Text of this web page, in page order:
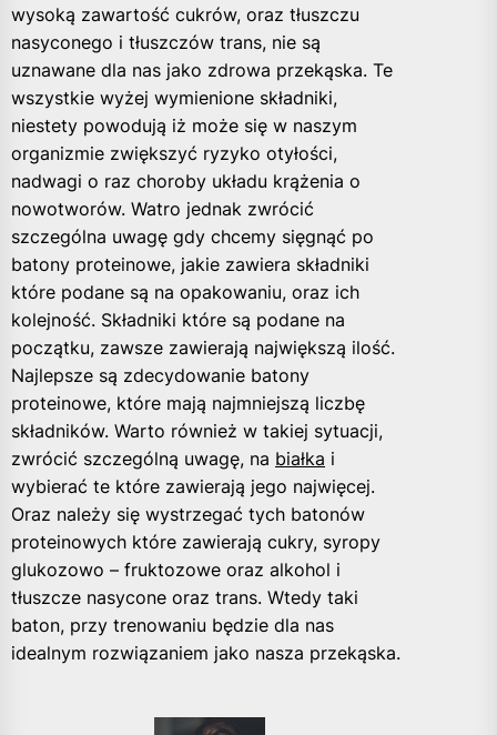
wysoką zawartość cukrów, oraz tłuszczu
nasyconego i tłuszczów trans, nie są
uznawane dla nas jako zdrowa przekąska. Te
wszystkie wyżej wymienione składniki,
niestety powodują iż może się w naszym
organizmie zwiększyć ryzyko otyłości,
nadwagi o raz choroby układu krążenia o
nowotworów. Watro jednak zwrócić
szczególna uwagę gdy chcemy sięgnąć po
batony proteinowe, jakie zawiera składniki
które podane są na opakowaniu, oraz ich
kolejność. Składniki które są podane na
początku, zawsze zawierają największą ilość.
Najlepsze są zdecydowanie batony
proteinowe, które mają najmniejszą liczbę
składników. Warto również w takiej sytuacji,
zwrócić szczególną uwagę, na białka i
wybierać te które zawierają jego najwięcej.
Oraz należy się wystrzegać tych batonów
proteinowych które zawierają cukry, syropy
glukozowo – fruktozowe oraz alkohol i
tłuszcze nasycone oraz trans. Wtedy taki
baton, przy trenowaniu będzie dla nas
idealnym rozwiązaniem jako nasza przekąska.